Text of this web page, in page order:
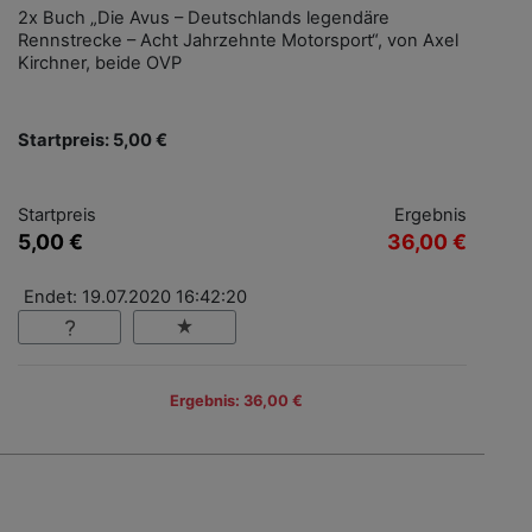
2x Buch „Die Avus – Deutschlands legendäre
Rennstrecke – Acht Jahrzehnte Motorsport“, von Axel
Kirchner, beide OVP
Startpreis: 5,00 €
Startpreis
5,00 €
Ergebnis
36,00 €
Endet: 19.07.2020 16:42:20
Ergebnis: 36,00 €